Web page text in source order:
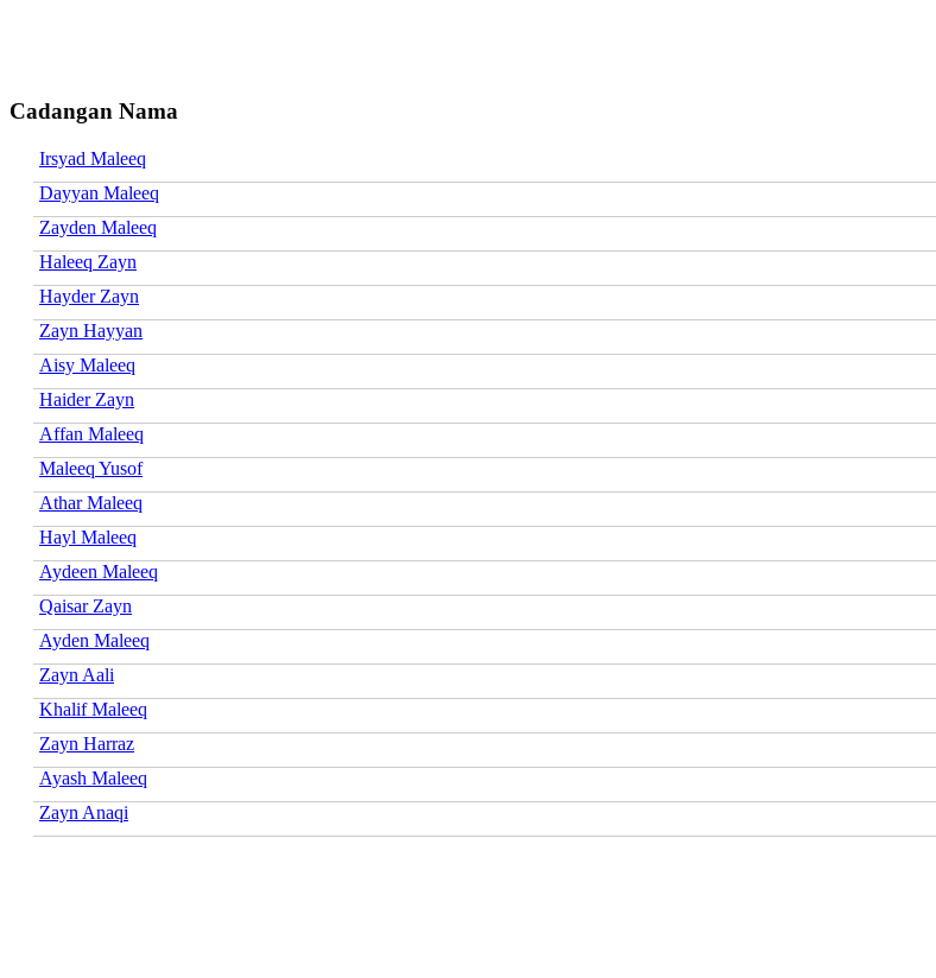
Cadangan Nama
Irsyad Maleeq
Dayyan Maleeq
Zayden Maleeq
Haleeq Zayn
Hayder Zayn
Zayn Hayyan
Aisy Maleeq
Haider Zayn
Affan Maleeq
Maleeq Yusof
Athar Maleeq
Hayl Maleeq
Aydeen Maleeq
Qaisar Zayn
Ayden Maleeq
Zayn Aali
Khalif Maleeq
Zayn Harraz
Ayash Maleeq
Zayn Anaqi